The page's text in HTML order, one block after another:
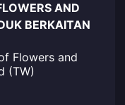
AND
BERKAITAN
Flowers and
(TW)